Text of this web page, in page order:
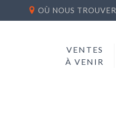
OÙ NOUS TROUVER
VENTES
À VENIR